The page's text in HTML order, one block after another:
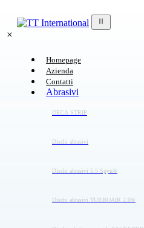
Homepage
Azienda
Contatti
Abrasivi
DECA STRIP
Dischi abrasivi
Dischi abrasivi 5.5 Spyn®
Dischi abrasivi TURBOAIR 2.0®